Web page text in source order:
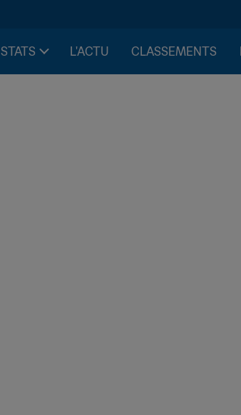
L'ACTU CLASSEMENTS